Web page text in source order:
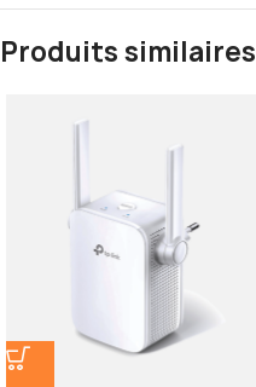
Produits similaires